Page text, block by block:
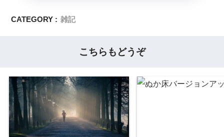
CATEGORY : 雑記
こちらもどうぞ